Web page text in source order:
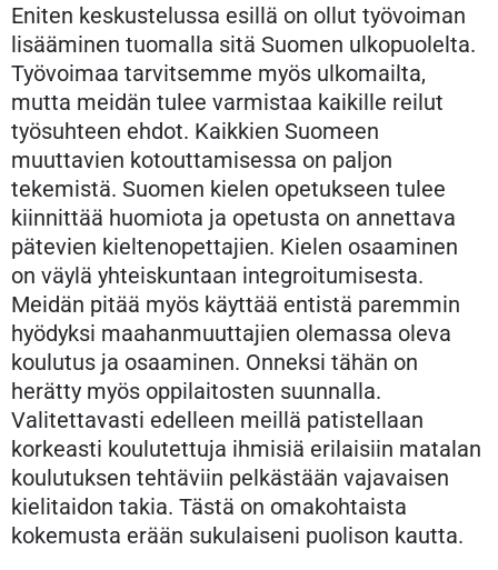
Eniten keskustelussa esillä on ollut työvoiman
lisääminen tuomalla sitä Suomen ulkopuolelta.
Työvoimaa tarvitsemme myös ulkomailta,
mutta meidän tulee varmistaa kaikille reilut
työsuhteen ehdot. Kaikkien Suomeen
muuttavien kotouttamisessa on paljon
tekemistä. Suomen kielen opetukseen tulee
kiinnittää huomiota ja opetusta on annettava
pätevien kieltenopettajien. Kielen osaaminen
on väylä yhteiskuntaan integroitumisesta.
Meidän pitää myös käyttää entistä paremmin
hyödyksi maahanmuuttajien olemassa oleva
koulutus ja osaaminen. Onneksi tähän on
herätty myös oppilaitosten suunnalla.
Valitettavasti edelleen meillä patistellaan
korkeasti koulutettuja ihmisiä erilaisiin matalan
koulutuksen tehtäviin pelkästään vajavaisen
kielitaidon takia. Tästä on omakohtaista
kokemusta erään sukulaiseni puolison kautta.